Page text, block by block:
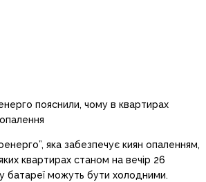
яка забезпечує киян опаленням,
квартирах станом на вечір 26
батареї можуть бути холодними.